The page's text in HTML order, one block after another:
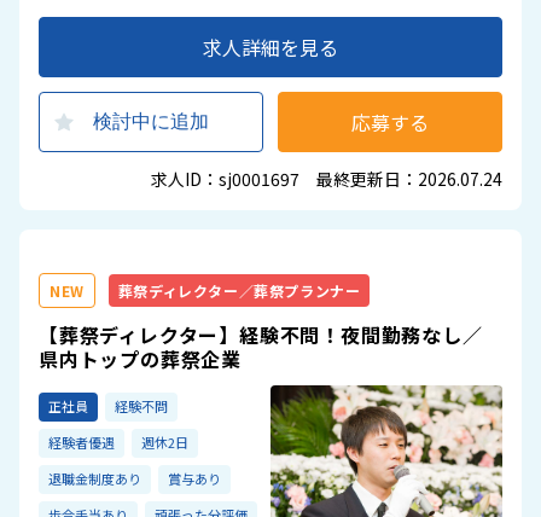
求人詳細を見る
検討中に追加 応募する
求人ID：sj0001697 最終更新日：2026.07.24
NEW 葬祭ディレクター／葬祭プランナー
【葬祭ディレクター】経験不問！夜間勤務なし／
県内トップの葬祭企業
正社員
経験不問
経験者優遇
週休2日
退職金制度あり
賞与あり